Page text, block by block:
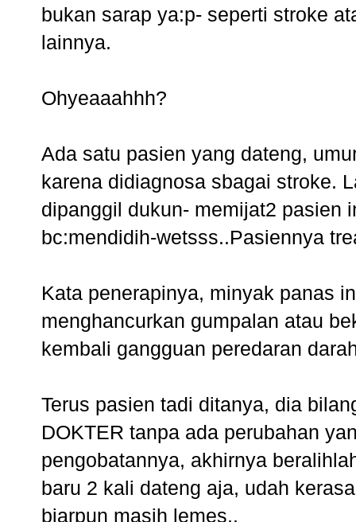
bukan sarap ya:p- seperti stroke
lainnya.
Ohyeaaahhh?
Ada satu pasien yang dateng,
karena didiagnosa sbagai stroke.
dipanggil dukun- memijat2 pasien
bc:mendidih-wetsss..Pasiennya
Kata penerapinya, minyak panas
menghancurkan gumpalan atau
kembali gangguan peredaran
Terus pasien tadi ditanya, dia
DOKTER tanpa ada perubahan
pengobatannya, akhirnya
baru 2 kali dateng aja, udah
biarpun masih lemes..